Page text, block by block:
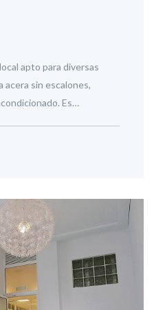
apto para diversas
acera sin escalones,
Es…